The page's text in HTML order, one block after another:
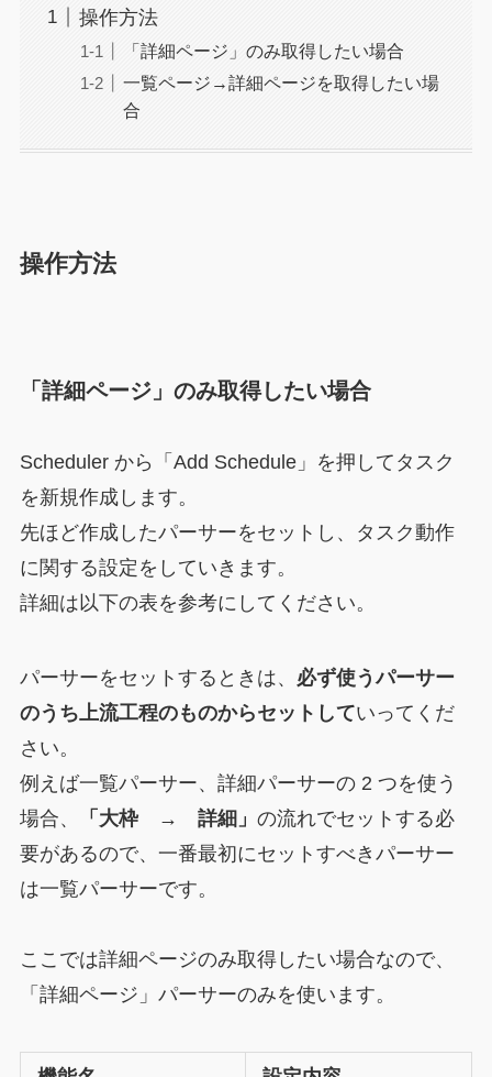
操作方法
「詳細ページ」のみ取得したい場合
一覧ページ→詳細ページを取得したい場
合
操作方法
「詳細ページ」のみ取得したい場合
Scheduler から「Add Schedule」を押してタスク
を新規作成します。
先ほど作成したパーサーをセットし、タスク動作
に関する設定をしていきます。
詳細は以下の表を参考にしてください。
パーサーをセットするときは、 必ず使うパーサー
のうち上流工程のものからセットしていってくだ
さい。
例えば一覧パーサー、詳細パーサーの 2 つを使う
場合、
「大枠 → 詳細」 の流れでセットする必
要があるので、一番最初にセットすべきパーサー
は一覧パーサーです。
ここでは詳細ページのみ取得したい場合なので、
「詳細ページ」パーサーのみを使います。